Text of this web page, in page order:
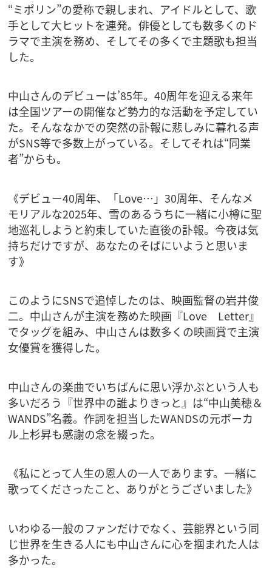
“ミポリン”の愛称で親しまれ、アイドルとして、歌
手として大ヒットを連発。俳優としても数多くのド
ラマで主演を務め、そしてその多くで主題歌も担当
した。
中山さんのデビューは’85年。40周年を迎える来年
は全国ツアーの開催など勢力的な活動を予定してい
た。そんななかでの突然の訃報に悲しみに暮れる声
がSNS等で多数上がっている。そしてそれは“同業
者”からも。
《デビュー40周年、「Love…」30周年、そんなメ
モリアルな2025年、雪のあるうちに一緒に小樽に聖
地巡礼しようと約束していた直後の訃報。今夜は気
持ちだけですが、あなたのそばにいようと思いま
す》
このようにSNSで追悼したのは、映画監督の岩井俊
二。中山さんが主演を務めた映画『Love Letter』
でタッグを組み、中山さんは数多くの映画賞で主演
女優賞を獲得した。
中山さんの楽曲でいちばんに思い浮かぶという人も
多いだろう『世界中の誰よりきっと』は“中山美穂＆
WANDS”名義。作詞を担当したWANDSの元ボーカ
ル上杉昇も感謝の念を綴った。
《私にとって人生の恩人の一人であります。一緒に
歌ってくださったこと、ありがとうございました》
いわゆる一般のファンだけでなく、芸能界という同
じ世界を生きる人にも中山さんに心を掴まれた人は
多かった。